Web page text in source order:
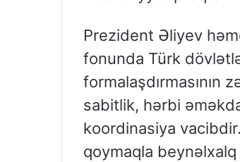
Prezident Əliyev
fonunda Türk
formalaşdırmasının
sabitlik, hərbi
koordinasiya
qoymaqla